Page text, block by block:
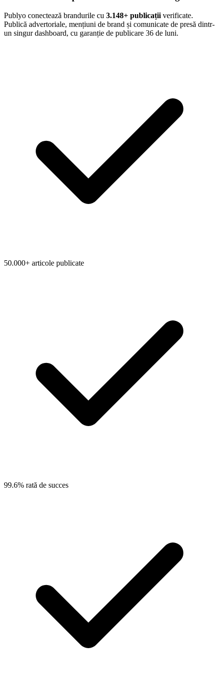
Publyo conectează brandurile cu 3.148+ publicații verificate.
Publică advertoriale, mențiuni de brand și comunicate de presă dintr-
un singur dashboard, cu garanție de publicare 36 de luni.
50.000+ articole publicate
99.6% rată de succes